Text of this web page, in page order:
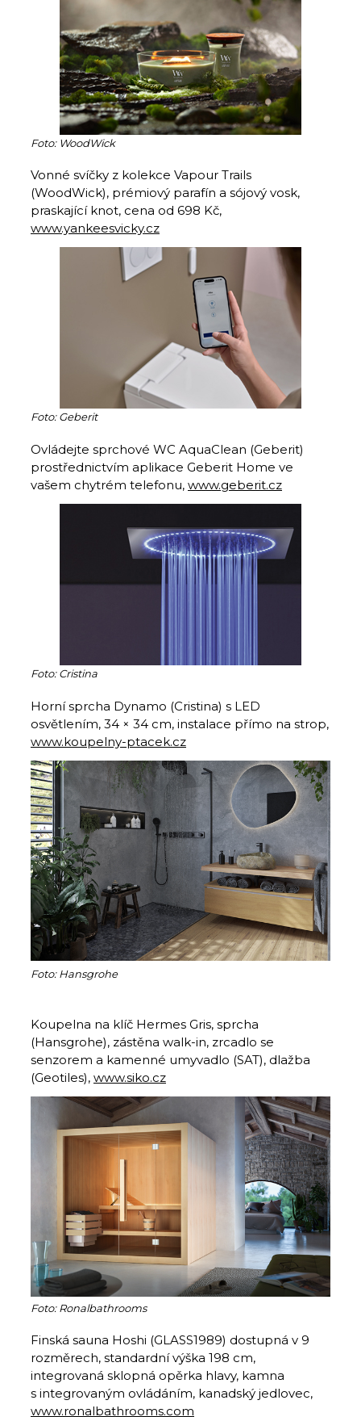
Foto: WoodWick
Vonné svíčky z kolekce Vapour Trails
(WoodWick), prémiový parafín a sójový vosk,
praskající knot, cena od 698 Kč,
www.yankeesvicky.cz
Foto: Geberit
Ovládejte sprchové WC AquaClean (Geberit)
prostřednictvím aplikace Geberit Home ve
vašem chytrém telefonu, www.geberit.cz
Foto: Cristina
Horní sprcha Dynamo (Cristina) s LED
osvětlením, 34 × 34 cm, instalace přímo na strop,
www.koupelny-ptacek.cz
Foto: Hansgrohe
Koupelna na klíč Hermes Gris, sprcha
(Hansgrohe), zástěna walk-in, zrcadlo se
senzorem a kamenné umyvadlo (SAT), dlažba
(Geotiles), www.siko.cz
Foto: Ronalbathrooms
Finská sauna Hoshi (GLASS1989) dostupná v 9
rozměrech, standardní výška 198 cm,
integrovaná sklopná opěrka hlavy, kamna
s integrovaným ovládáním, kanadský jedlovec,
www.ronalbathrooms.com